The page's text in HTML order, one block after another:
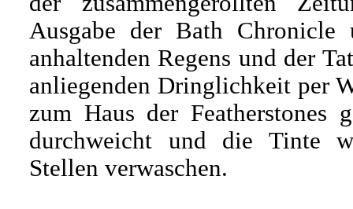
Ausgabe der Bath
anhaltenden Regens und der
anliegenden Dringlichkeit per
zum Haus der Featherstones
durchweicht und die Tinte
Stellen verwaschen.